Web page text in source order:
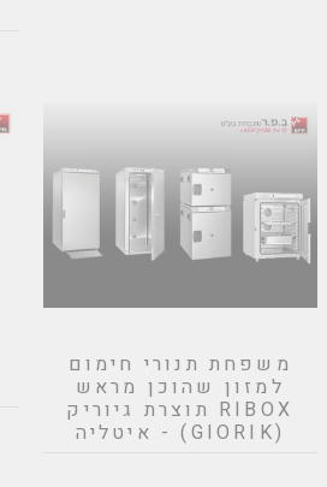
משפחת תנורי חימום
למזון שהוכן מראש
RIBOX תוצרת גיוריק
(GIORIK) - איטליה